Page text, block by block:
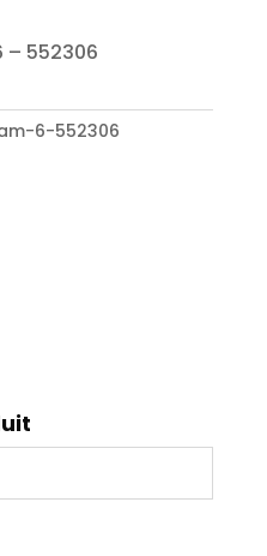
– 552306
6-552306